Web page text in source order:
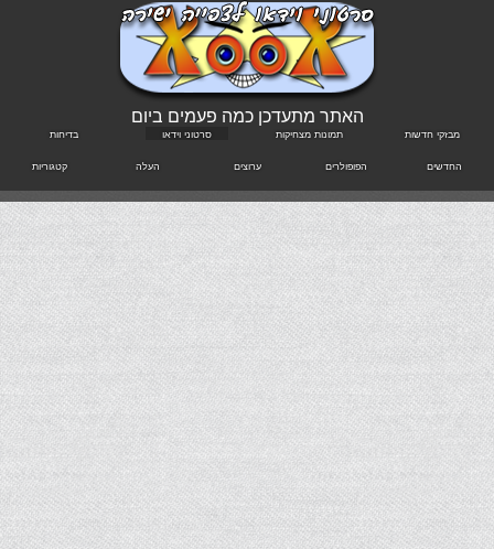
האתר מתעדכן כמה פעמים ביום
מבזקי חדשות תמונות מצחיקות סרטוני וידאו בדיחות
החדשים הפופולרים ערוצים העלה קטגוריות